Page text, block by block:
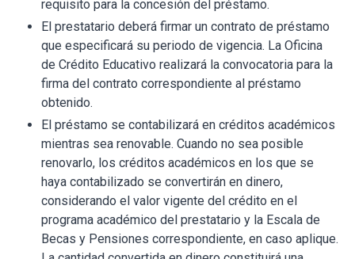
requisito para la concesión del préstamo.
El prestatario deberá firmar un contrato de préstamo
que especificará su periodo de vigencia. La Oficina
de Crédito Educativo realizará la convocatoria para la
firma del contrato correspondiente al préstamo
obtenido.
El préstamo se contabilizará en créditos académicos
mientras sea renovable. Cuando no sea posible
renovarlo, los créditos académicos en los que se
haya contabilizado se convertirán en dinero,
considerando el valor vigente del crédito en el
programa académico del prestatario y la Escala de
Becas y Pensiones correspondiente, en caso aplique.